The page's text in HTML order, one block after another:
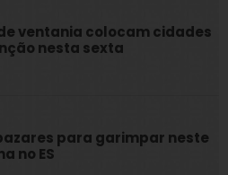
ventania colocam cidades
nesta sexta
para garimpar neste
no ES